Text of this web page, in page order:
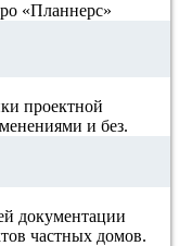
«Планнерс»
проектной
и без.
документации
частных домов.